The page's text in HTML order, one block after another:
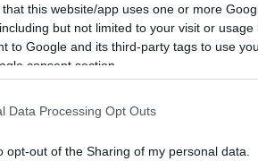
that this website/app uses one or more
but not limited to your visit or
to Google and its third-party tags to use
consent section.
Data Processing Opt Outs
opt-out of the Sharing of my personal data.
πήρε τη μπάλα μαζί του
το χατ τρικ που έκανε κόντρα στη